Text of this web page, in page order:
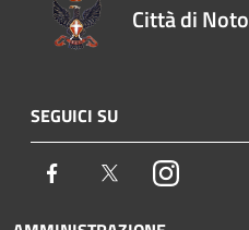
Città di Noto
SEGUICI SU
Facebook TwitterInstagram